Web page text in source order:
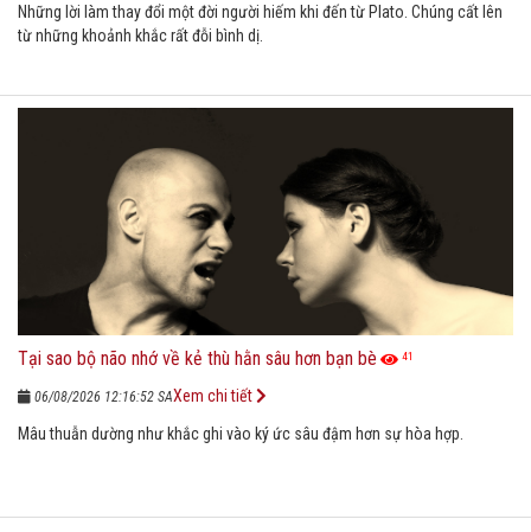
Những lời làm thay đổi một đời người hiếm khi đến từ Plato. Chúng cất lên
từ những khoảnh khắc rất đỗi bình dị.
Tại sao bộ não nhớ về kẻ thù hằn sâu hơn bạn bè 41
06/08/2026 12:16:52 SA
Mâu thuẫn dường như khắc ghi vào ký ức sâu đậm hơn sự hòa hợp.
Xem chi tiết